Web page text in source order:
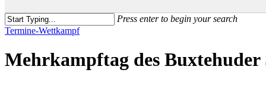
Press enter to begin your search
Close
Termine-Wettkampf
Mehrkampftag des Buxtehuder